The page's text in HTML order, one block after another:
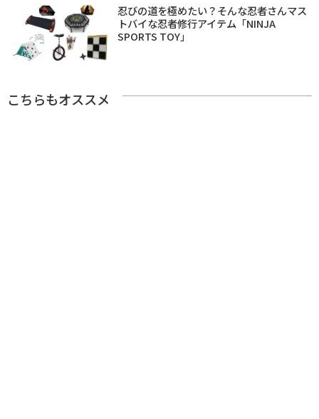
忍びの道を極めたい？そんな忍者さんマス
トバイな忍者修行アイテム「NINJA
SPORTS TOY」
こちらもオススメ